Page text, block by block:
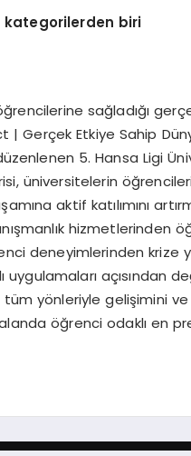
kategorilerden biri
sağladığı gerçek
Gerçek Etkiye Sahip
5. Hansa Ligi
üniversitelerin
aktif katılımını
hizmetlerinden
deneyimlerinden krize
açısından
tüm yönleriyle gelişimini
öğrenci odaklı en